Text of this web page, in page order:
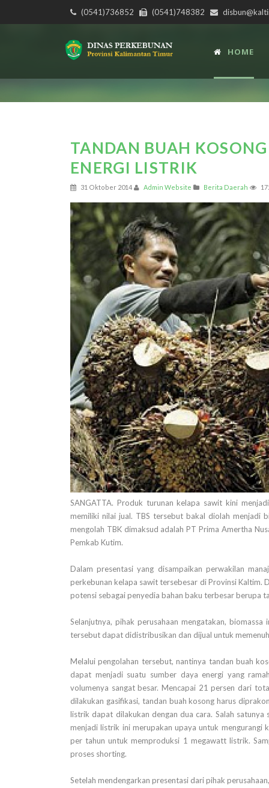
(0541)736852 (0541)748382
HOME
TANDAN BUAH
ENERGI LISTRIK
31 Oktober 2014 Admin Website Berita Daerah
SANGATTA. Produk turunan kelapa sawit kini
memiliki nilai jual. TBS tersebut bakal diolah menjadi
mengolah TBK dimaksud adalah PT Prima Amertha
Pemkab Kutim.
Dalam presentasi yang disampaikan perwakilan
perkebunan kelapa sawit tersebesar di Provinsi Kaltim.
potensi sebagai penyedia bahan baku terbesar berupa
Selanjutnya, pihak perusahaan mengatakan,
tersebut dapat didistribusikan dan dijual untuk
Melalui pengolahan tersebut, nantinya tandan buah
dapat menjadi suatu sumber daya energi yang
volumenya sangat besar. Mencapai 21 persen dari
dilakukan gasifikasi, tandan buah kosong harus
listrik dapat dilakukan dengan dua cara. Salah
menjadi listrik ini merupakan upaya untuk
per tahun untuk memproduksi 1 megawatt listrik.
proses shorting.
Setelah mendengarkan presentasi dari pihak